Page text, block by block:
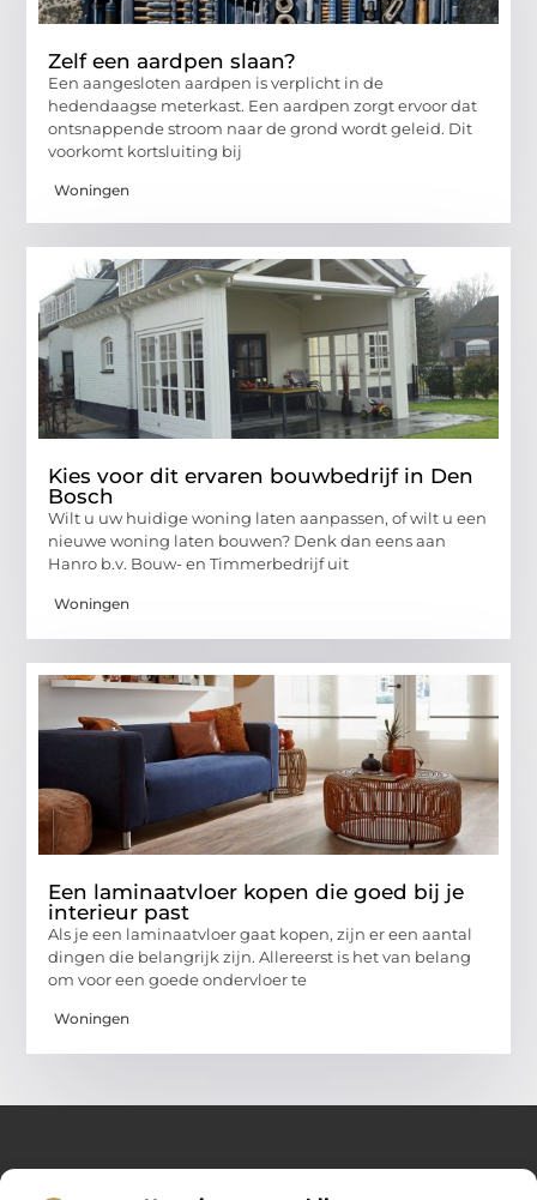
Zelf een aardpen slaan?
Een aangesloten aardpen is verplicht in de
hedendaagse meterkast. Een aardpen zorgt ervoor dat
ontsnappende stroom naar de grond wordt geleid. Dit
voorkomt kortsluiting bij
Woningen
Kies voor dit ervaren bouwbedrijf in Den
Bosch
Wilt u uw huidige woning laten aanpassen, of wilt u een
nieuwe woning laten bouwen? Denk dan eens aan
Hanro b.v. Bouw- en Timmerbedrijf uit
Woningen
Een laminaatvloer kopen die goed bij je
interieur past
Als je een laminaatvloer gaat kopen, zijn er een aantal
dingen die belangrijk zijn. Allereerst is het van belang
om voor een goede ondervloer te
Woningen